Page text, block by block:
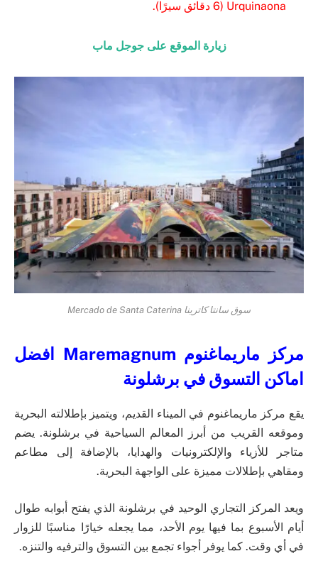
Urquinaona (6 دقائق سيرًا).
زيارة الموقع على جوجل ماب
سوق سانتا كاترينا Mercado de Santa Caterina
مركز ماريماغنوم Maremagnum افضل
اماكن التسوق في برشلونة
يقع مركز ماريماغنوم في الميناء القديم، ويتميز بإطلالته البحرية
وموقعه القريب من أبرز المعالم السياحية في برشلونة. يضم
متاجر للأزياء والإلكترونيات والهدايا، بالإضافة إلى مطاعم
ومقاهي بإطلالات مميزة على الواجهة البحرية.
ويعد المركز التجاري الوحيد في برشلونة الذي يفتح أبوابه طوال
أيام الأسبوع بما فيها يوم الأحد، مما يجعله خيارًا مناسبًا للزوار
في أي وقت. كما يوفر أجواء تجمع بين التسوق والترفيه والتنزه.